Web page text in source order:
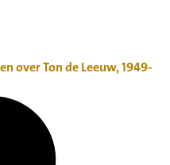
over Ton de Leeuw, 1949-